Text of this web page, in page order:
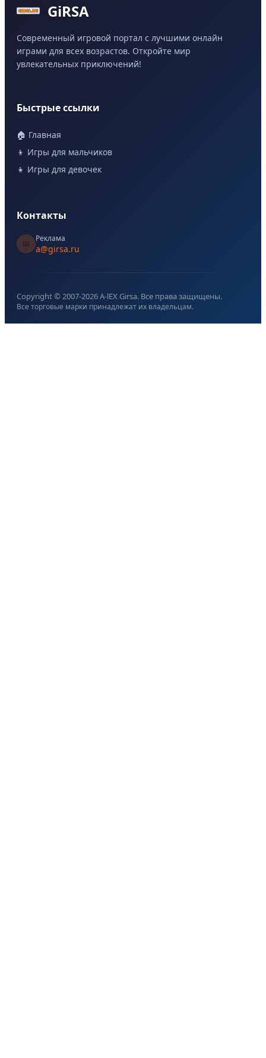
GiRSA
Современный игровой портал с лучшими онлайн
играми для всех возрастов. Откройте мир
увлекательных приключений!
Быстрые ссылки
🏠 Главная
👦 Игры для мальчиков
👧 Игры для девочек
Контакты
📧
Реклама
a@girsa.ru
Copyright © 2007-2026A-lEX Girsa. Все права защищены.
Все торговые марки принадлежат их владельцам.